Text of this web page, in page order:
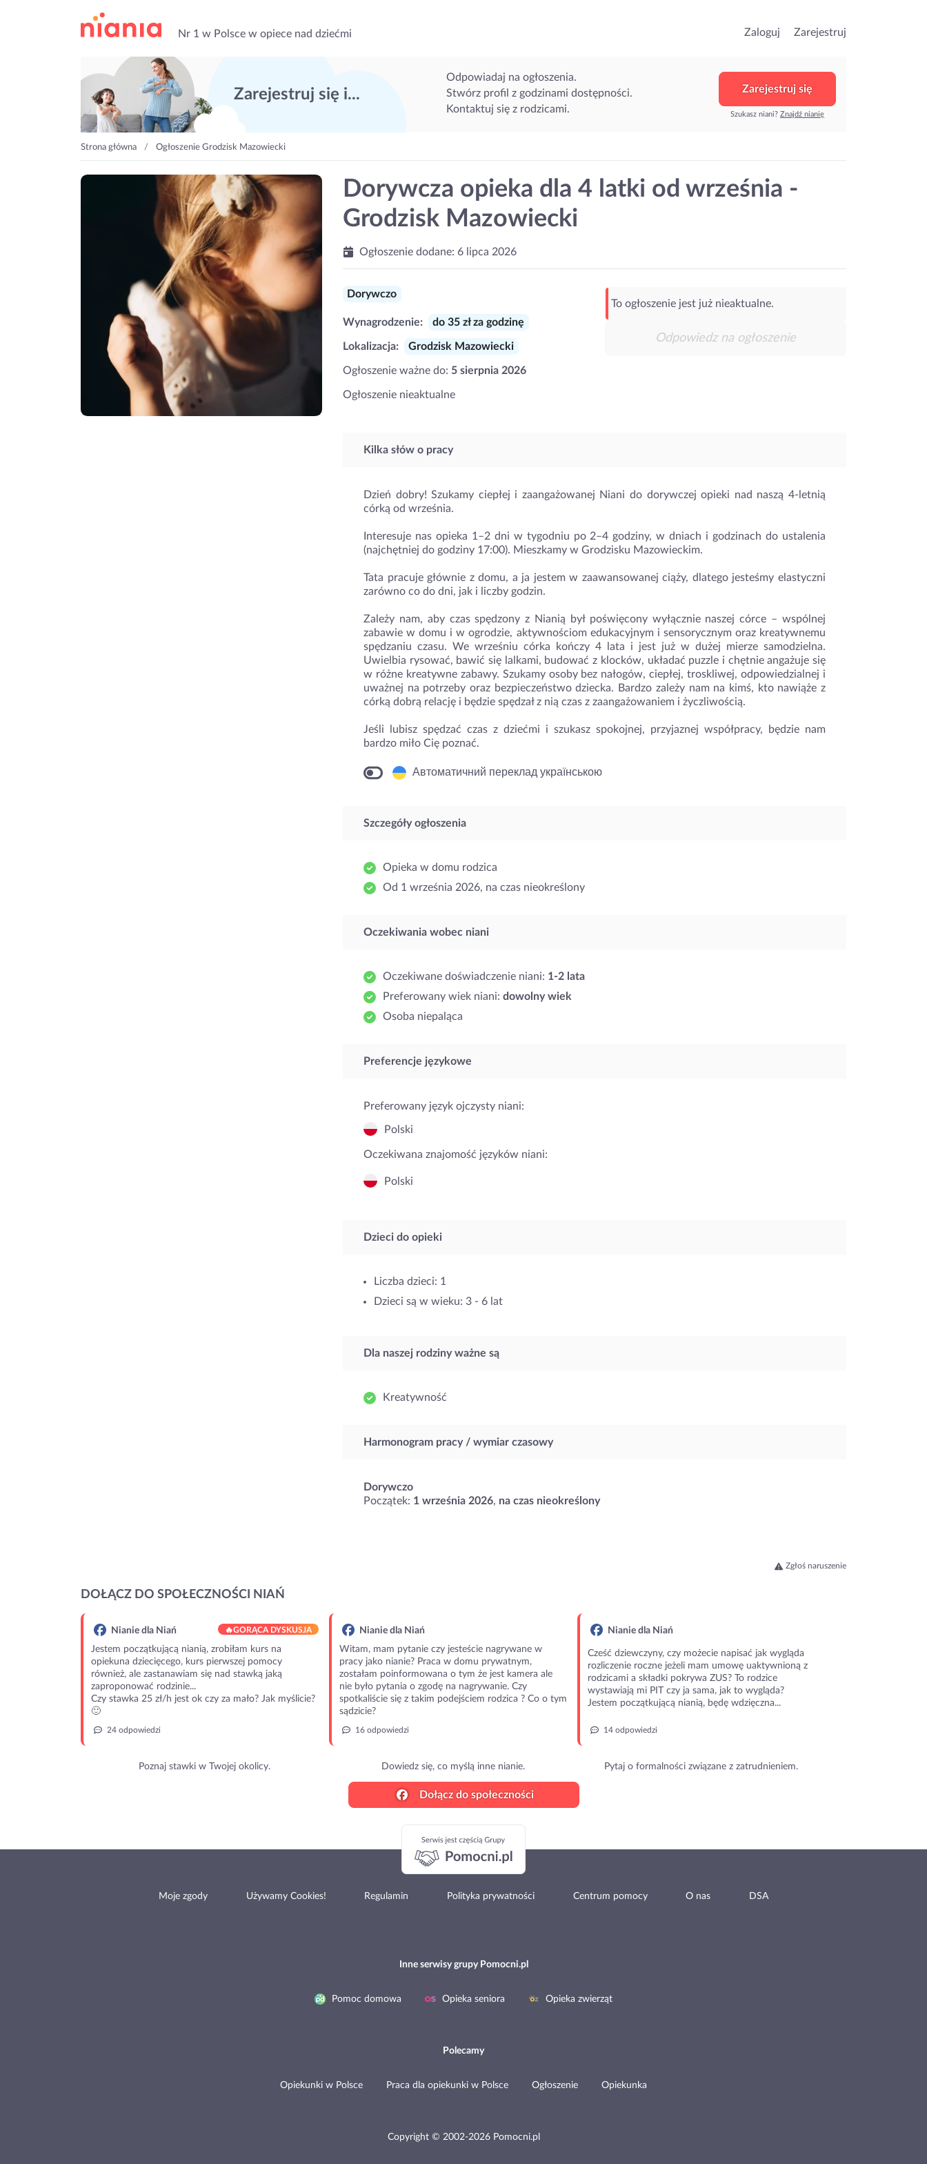
Nr 1 w Polsce w opiece nad dziećmi Zaloguj Zarejestruj
Zarejestruj się i...
Odpowiadaj na ogłoszenia.
Stwórz profil z godzinami dostępności.
Kontaktuj się z rodzicami.
Zarejestruj się
Szukasz niani? Znajdź nianię
Strona główna Ogłoszenie Grodzisk Mazowiecki
Dorywcza opieka dla 4 latki od września -
Grodzisk Mazowiecki
Ogłoszenie dodane: 6 lipca 2026
Dorywczo
Wynagrodzenie: do 35 zł za godzinę
Lokalizacja: Grodzisk Mazowiecki
Ogłoszenie ważne do: 5 sierpnia 2026
Ogłoszenie nieaktualne
To ogłoszenie jest już nieaktualne.
Odpowiedz na ogłoszenie
Kilka słów o pracy
Dzień dobry! Szukamy ciepłej i zaangażowanej Niani do dorywczej opieki nad naszą 4-letnią
córką od września.
Interesuje nas opieka 1–2 dni w tygodniu po 2–4 godziny, w dniach i godzinach do ustalenia
(najchętniej do godziny 17:00). Mieszkamy w Grodzisku Mazowieckim.
Tata pracuje głównie z domu, a ja jestem w zaawansowanej ciąży, dlatego jesteśmy elastyczni
zarówno co do dni, jak i liczby godzin.
Zależy nam, aby czas spędzony z Nianią był poświęcony wyłącznie naszej córce – wspólnej
zabawie w domu i w ogrodzie, aktywnościom edukacyjnym i sensorycznym oraz kreatywnemu
spędzaniu czasu. We wrześniu córka kończy 4 lata i jest już w dużej mierze samodzielna.
Uwielbia rysować, bawić się lalkami, budować z klocków, układać puzzle i chętnie angażuje się
w różne kreatywne zabawy. Szukamy osoby bez nałogów, ciepłej, troskliwej, odpowiedzialnej i
uważnej na potrzeby oraz bezpieczeństwo dziecka. Bardzo zależy nam na kimś, kto nawiąże z
córką dobrą relację i będzie spędzał z nią czas z zaangażowaniem i życzliwością.
Jeśli lubisz spędzać czas z dziećmi i szukasz spokojnej, przyjaznej współpracy, będzie nam
bardzo miło Cię poznać.
Автоматичний переклад українською
Szczegóły ogłoszenia
Opieka w domu rodzica
Od 1 września 2026, na czas nieokreślony
Oczekiwania wobec niani
Oczekiwane doświadczenie niani: 1-2 lata
Preferowany wiek niani: dowolny wiek
Osoba niepaląca
Preferencje językowe
Preferowany język ojczysty niani:
Polski
Oczekiwana znajomość języków niani:
Polski
Dzieci do opieki
Liczba dzieci: 1
Dzieci są w wieku: 3 - 6 lat
Dla naszej rodziny ważne są
Kreatywność
Harmonogram pracy / wymiar czasowy
Dorywczo
Początek: 1 września 2026, na czas nieokreślony
Zgłoś naruszenie
DOŁĄCZ DO SPOŁECZNOŚCI NIAŃ
Nianie dla Niań 🔥GORĄCA DYSKUSJA
Jestem początkującą nianią, zrobiłam kurs na
opiekuna dziecięcego, kurs pierwszej pomocy
również, ale zastanawiam się nad stawką jaką
zaproponować rodzinie...
Czy stawka 25 zł/h jest ok czy za mało? Jak myślicie?
🙂
24 odpowiedzi
Poznaj stawki w Twojej okolicy.
Nianie dla Niań
Witam, mam pytanie czy jesteście nagrywane w
pracy jako nianie? Praca w domu prywatnym,
zostałam poinformowana o tym że jest kamera ale
nie było pytania o zgodę na nagrywanie. Czy
spotkaliście się z takim podejściem rodzica ? Co o tym
sądzicie?
16 odpowiedzi
Dowiedz się, co myślą inne nianie.
Nianie dla Niań
Cześć dziewczyny, czy możecie napisać jak wygląda
rozliczenie roczne jeżeli mam umowę uaktywnioną z
rodzicami a składki pokrywa ZUS? To rodzice
wystawiają mi PIT czy ja sama, jak to wygląda?
Jestem początkującą nianią, będę wdzięczna...
14 odpowiedzi
Pytaj o formalności związane z zatrudnieniem.
Dołącz do społeczności
Moje zgody Używamy Cookies! Regulamin Polityka prywatności Centrum pomocy O nas DSA
Inne serwisy grupy Pomocni.pl
Pomoc domowa Opieka seniora Opieka zwierząt
Polecamy
Opiekunki w Polsce Praca dla opiekunki w Polsce Ogłoszenie Opiekunka
Copyright © 2002-2026 Pomocni.pl